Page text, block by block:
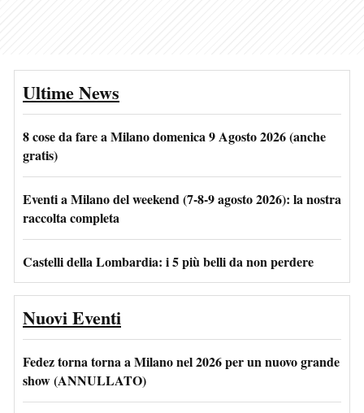
Ultime News
8 cose da fare a Milano domenica 9 Agosto 2026 (anche
gratis)
Eventi a Milano del weekend (7-8-9 agosto 2026): la nostra
raccolta completa
Castelli della Lombardia: i 5 più belli da non perdere
Nuovi Eventi
Fedez torna torna a Milano nel 2026 per un nuovo grande
show (ANNULLATO)